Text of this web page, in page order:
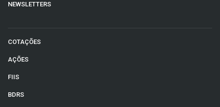
NEWSLETTERS
COTAÇÕES
AÇÕES
FIIS
BDRS